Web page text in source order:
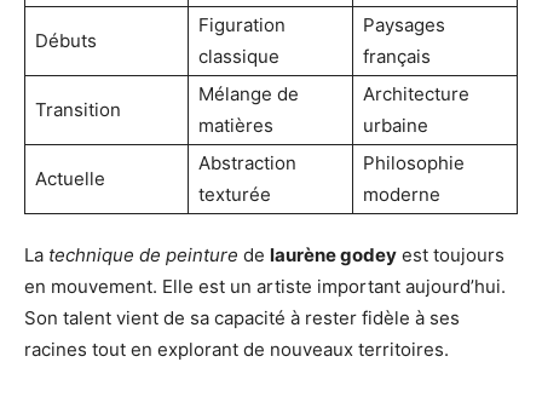
Débuts
Figuration
classique
Paysages
français
Transition
Mélange de
matières
Architecture
urbaine
Actuelle
Abstraction
texturée
Philosophie
moderne
La technique de peinture de laurène godey est toujours
en mouvement. Elle est un artiste important aujourd’hui.
Son talent vient de sa capacité à rester fidèle à ses
racines tout en explorant de nouveaux territoires.